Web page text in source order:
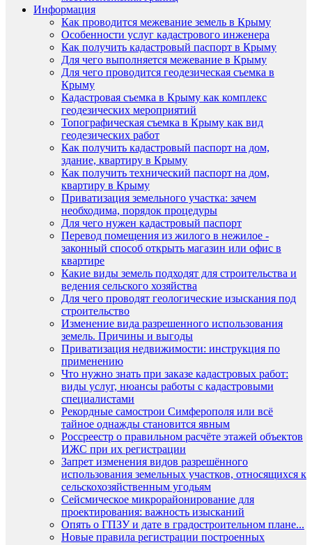
Информация
Как проводится межевание земель в Крыму
Особенности услуг кадастрового инженера
Как получить кадастровый паспорт в Крыму
Для чего выполняется межевание в Крыму
Для чего проводится геодезическая съемка в
Крыму
Кадастровая съемка в Крыму как комплекс
геодезических мероприятий
Топографическая съемка в Крыму как вид
геодезических работ
Как получить кадастровый паспорт на дом,
здание, квартиру в Крыму
Как получить технический паспорт на дом,
квартиру в Крыму
Приватизация земельного участка: зачем
необходима, порядок процедуры
Для чего нужен кадастровый паспорт
Перевод помещения из жилого в нежилое -
законный способ открыть магазин или офис в
квартире
Какие виды земель подходят для строительства и
ведения сельского хозяйства
Для чего проводят геологические изыскания под
строительство
Изменение вида разрешенного использования
земель. Причины и выгоды
Приватизация недвижимости: инструкция по
применению
Что нужно знать при заказе кадастровых работ:
виды услуг, нюансы работы с кадастровыми
специалистами
Рекордные самострои Симферополя или всё
тайное однажды становится явным
Россреестр о правильном расчёте этажей объектов
ИЖС при их регистрации
Запрет изменения видов разрешённого
использования земельных участков, относящихся к
сельскохозяйственным угодьям
Сейсмическое микрорайонирование для
проектирования: важность изысканий
Опять о ГПЗУ и дате в градостроительном плане...
Новые правила регистрации построенных